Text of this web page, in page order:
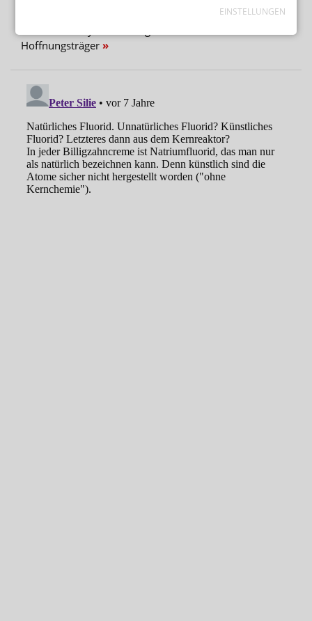
EINSTELLUNGEN
AUSSICHTEN NOCH NIE „HELLER“ GEWESEN
Hoffnungsträger